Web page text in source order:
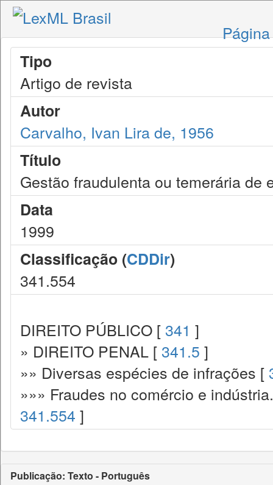
Tipo
Artigo de revista
Autor
Carvalho, Ivan Lira de, 1956
Título
Gestão fraudulenta ou temerária de
Data
1999
Classificação (CDDir)
341.554
DIREITO PÚBLICO [ 341 ]
» DIREITO PENAL [ 341.5 ]
»» Diversas espécies de infrações [
»»» Fraudes no comércio e
341.554 ]
Publicação: Texto - Português